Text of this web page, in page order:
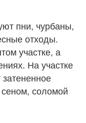
пни, чурбаны,
отходы.
участке, а
На участке
соломой